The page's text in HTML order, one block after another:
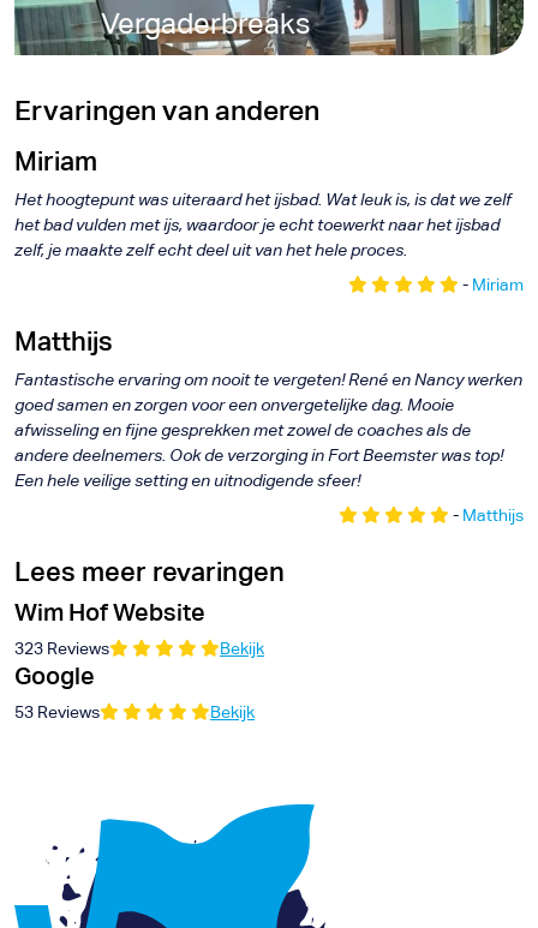
Vergaderbreaks
Ervaringen van anderen
Miriam
Het hoogtepunt was uiteraard het ijsbad. Wat leuk is, is dat we zelf
het bad vulden met ijs, waardoor je echt toewerkt naar het ijsbad
zelf, je maakte zelf echt deel uit van het hele proces.
- Miriam
Matthijs
Fantastische ervaring om nooit te vergeten! René en Nancy werken
goed samen en zorgen voor een onvergetelijke dag. Mooie
afwisseling en fijne gesprekken met zowel de coaches als de
andere deelnemers. Ook de verzorging in Fort Beemster was top!
Een hele veilige setting en uitnodigende sfeer!
- Matthijs
Lees meer revaringen
Wim Hof Website
323 Reviews Bekijk
Google
53 Reviews Bekijk